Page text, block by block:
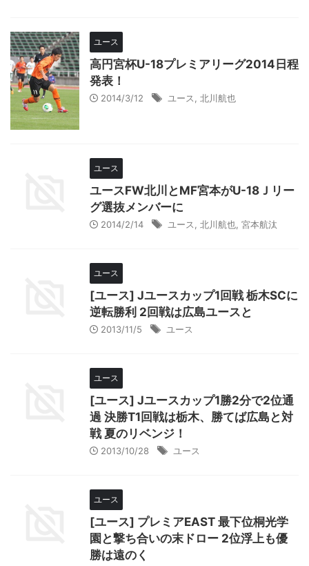
ユース
高円宮杯U-18プレミアリーグ2014日程
発表！
2014/3/12 ユース 北川航也
ユース
ユースFW北川とMF宮本がU-18Ｊリー
グ選抜メンバーに
2014/2/14 ユース 北川航也 宮本航汰
ユース
[ユース] Jユースカップ1回戦 栃木SCに
逆転勝利 2回戦は広島ユースと
2013/11/5 ユース
ユース
[ユース] Jユースカップ1勝2分で2位通
過 決勝T1回戦は栃木、勝てば広島と対
戦 夏のリベンジ！
2013/10/28 ユース
ユース
[ユース] プレミアEAST 最下位桐光学
園と撃ち合いの末ドロー 2位浮上も優
勝は遠のく